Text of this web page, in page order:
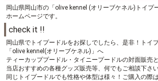
岡山県岡山市の「olive kennel (オリーブケネル)トイプ
ホームページです。
check it !!
岡山県でトイプードルをお探しでしたら、是非！トイ
「olive kennel(オリーブケネル)」へ
ティーカッププードル・タイニープードルの対面販売と
当店おすすめの各種グッズ販売等、何でもご相談下さい
同じトイプードルでも性格や体型は様々！ご購入の際